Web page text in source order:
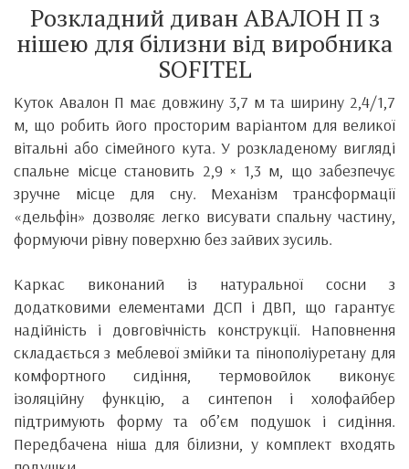
Розкладний диван АВАЛОН П з
нішею для білизни від виробника
SOFITEL
Куток Авалон П має довжину 3,7 м та ширину 2,4/1,7
м, що робить його просторим варіантом для великої
вітальні або сімейного кута. У розкладеному вигляді
спальне місце становить 2,9 × 1,3 м, що забезпечує
зручне місце для сну. Механізм трансформації
«дельфін» дозволяє легко висувати спальну частину,
формуючи рівну поверхню без зайвих зусиль.
Каркас виконаний із натуральної сосни з
додатковими елементами ДСП і ДВП, що гарантує
надійність і довговічність конструкції. Наповнення
складається з меблевої змійки та пінополіуретану для
комфортного сидіння, термовойлок виконує
ізоляційну функцію, а синтепон і холофайбер
підтримують форму та об’єм подушок і сидіння.
Передбачена ніша для білизни, у комплект входять